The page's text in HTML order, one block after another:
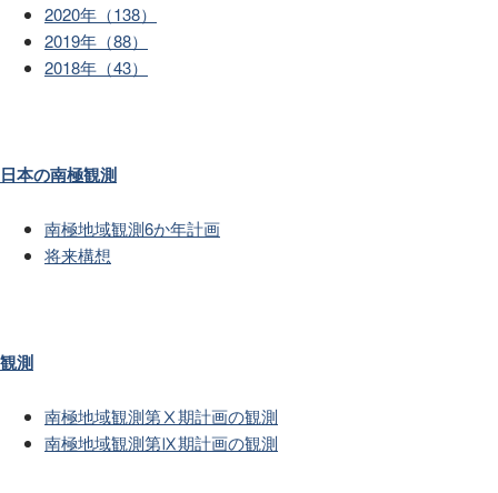
2020年（138）
2019年（88）
2018年（43）
日本の南極観測
南極地域観測6か年計画
将来構想
観測
南極地域観測第Ⅹ期計画の観測
南極地域観測第Ⅸ期計画の観測